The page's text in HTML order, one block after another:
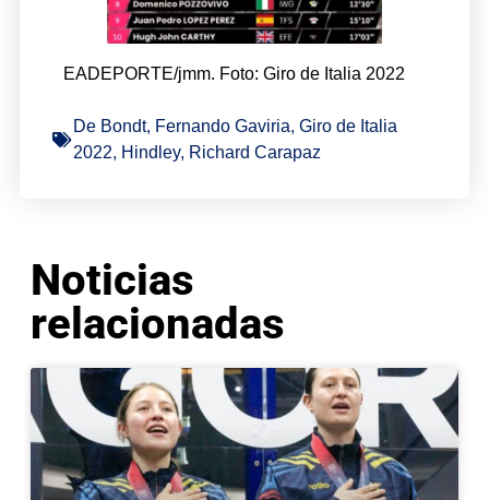
EADEPORTE/jmm. Foto: Giro de Italia 2022
De Bondt, Fernando Gaviria, Giro de Italia
2022, Hindley, Richard Carapaz
Noticias
relacionadas